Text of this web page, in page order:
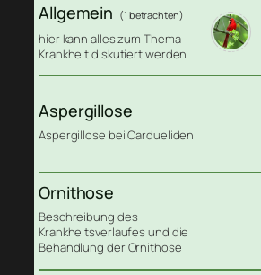
Allgemein (1 betrachten)
hier kann alles zum Thema
Krankheit diskutiert werden
Aspergillose
Aspergillose bei Cardueliden
Ornithose
Beschreibung des
Krankheitsverlaufes und die
Behandlung der Ornithose